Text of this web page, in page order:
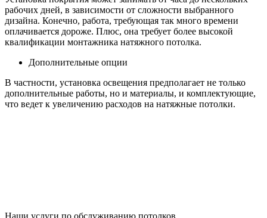
рабочих дней, в зависимости от сложности выбранного
дизайна. Конечно, работа, требующая так много времени
оплачивается дороже. Плюс, она требует более высокой
квалификации монтажника натяжного потолка.
Дополнительные опции
В частности, установка освещения предполагает не только
дополнительные работы, но и материалы, и комплектующие,
что ведет к увеличению расходов на натяжные потолки.